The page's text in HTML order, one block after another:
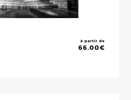
à partir de
66.00€